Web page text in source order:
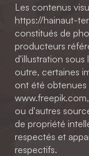
Les contenus
https://hainaut-
constitués de
producteurs
d'illustration sous
outre, certaines
ont été obtenues
ou d'autres
de propriété
respectés et
respectifs.